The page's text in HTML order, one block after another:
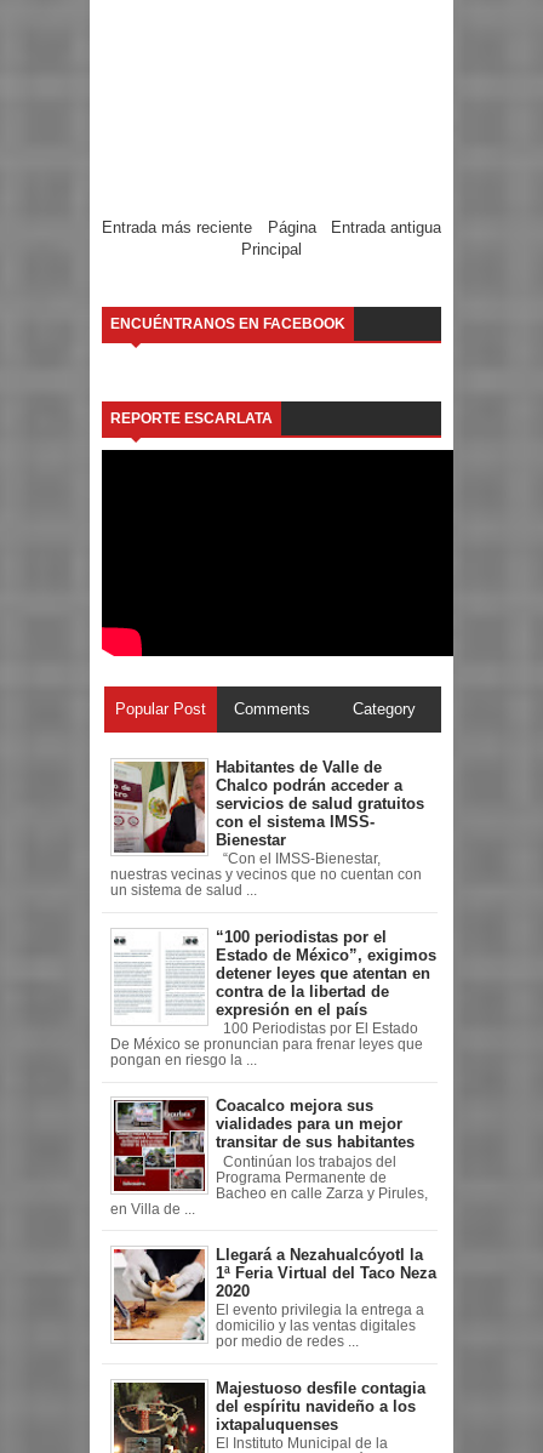
Entrada más reciente Entrada antigua
Página
Principal
ENCUÉNTRANOS EN FACEBOOK
REPORTE ESCARLATA
Popular Post Comments Category
Habitantes de Valle de
Chalco podrán acceder a
servicios de salud gratuitos
con el sistema IMSS-
Bienestar
“Con el IMSS-Bienestar,
nuestras vecinas y vecinos que no cuentan con
un sistema de salud ...
“100 periodistas por el
Estado de México”, exigimos
detener leyes que atentan en
contra de la libertad de
expresión en el país
100 Periodistas por El Estado
De México se pronuncian para frenar leyes que
pongan en riesgo la ...
Coacalco mejora sus
vialidades para un mejor
transitar de sus habitantes
Continúan los trabajos del
Programa Permanente de
Bacheo en calle Zarza y Pirules,
en Villa de ...
Llegará a Nezahualcóyotl la
1ª Feria Virtual del Taco Neza
2020
El evento privilegia la entrega a
domicilio y las ventas digitales
por medio de redes ...
Majestuoso desfile contagia
del espíritu navideño a los
ixtapaluquenses
El Instituto Municipal de la